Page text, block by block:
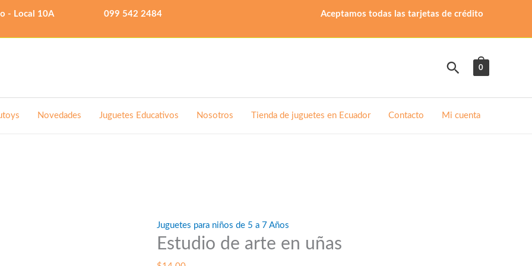
- Local 10A 099 542 2484 Aceptamos todas las tarjetas de crédito
Buscar
0
Novedades Juguetes Educativos Nosotros Tienda de juguetes en Ecuador Contacto Mi cuenta
Juguetes para niños de 5 a 7 Años
Estudio de arte en uñas